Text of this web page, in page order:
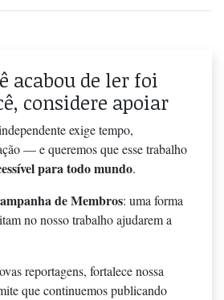
acabou de ler foi
considere apoiar
exige tempo,
— e queremos que esse trabalho
para todo mundo.
de Membros: uma forma
no nosso trabalho ajudarem a
reportagens, fortalece nossa
que continuemos publicando